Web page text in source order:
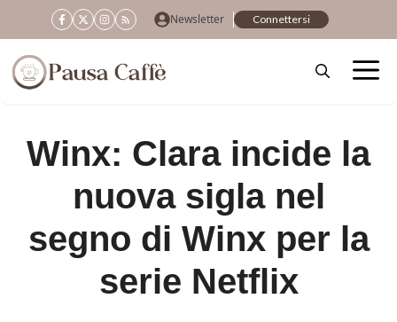
al
contenuto
Newsletter Connettersi
Winx: Clara incide la
nuova sigla nel
segno di Winx per la
serie Netflix